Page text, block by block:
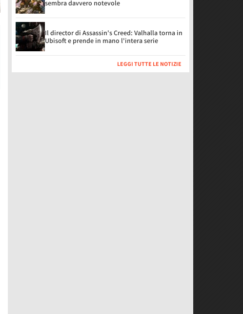
sembra davvero notevole
Il director di Assassin's Creed: Valhalla torna in
Ubisoft e prende in mano l'intera serie
LEGGI TUTTE LE NOTIZIE